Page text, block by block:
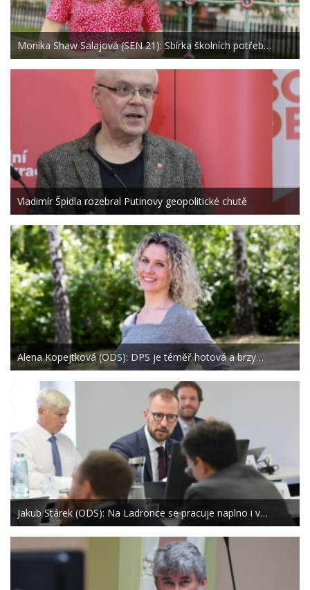
Monika Shaw Salajová (SEN 21): Sbírka školních potřeb…
Vladimír Špidla rozebral Putinovy geopolitické chutě
Alena Kopejtková (ODS): DPS je téměř hotová a brzy…
Jakub Stárek (ODS): Na Ladronce se pracuje naplno i v…